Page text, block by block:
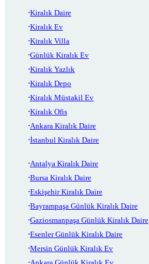
Kiralık Daire
Kiralık Ev
Kiralık Villa
Günlük Kiralık Ev
Kiralık Yazlık
Kiralık Depo
Kiralık Müstakil Ev
Kiralık Ofis
Ankara Kiralık Daire
İstanbul Kiralık Daire
Antalya Kiralık Daire
Bursa Kiralık Daire
Eskişehir Kiralık Daire
Bayrampaşa Günlük Kiralık Daire
Gaziosmanpaşa Günlük Kiralık Daire
Esenler Günlük Kiralık Daire
Mersin Günlük Kiralık Ev